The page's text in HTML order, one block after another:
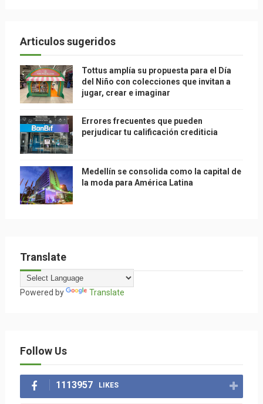
Articulos sugeridos
Tottus amplía su propuesta para el Día
del Niño con colecciones que invitan a
jugar, crear e imaginar
Errores frecuentes que pueden
perjudicar tu calificación crediticia
Medellín se consolida como la capital de
la moda para América Latina
Translate
Powered by Translate
Follow Us
1113957 LIKES